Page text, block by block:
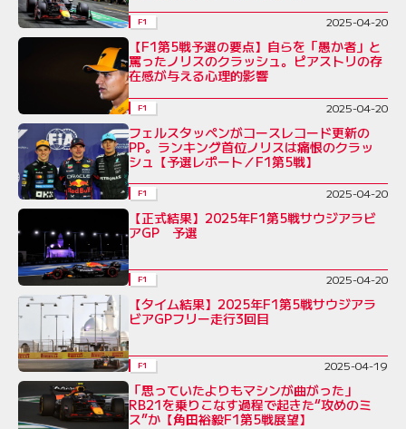
F1 2025-04-20
【F1第5戦予選の要点】自らを「愚か者」と
罵ったノリスのクラッシュ。ピアストリの存
在感が与える心理的影響
F1 2025-04-20
フェルスタッペンがコースレコード更新の
PP。ランキング首位ノリスは痛恨のクラッ
シュ【予選レポート／F1第5戦】
F1 2025-04-20
【正式結果】2025年F1第5戦サウジアラビ
アGP 予選
F1 2025-04-20
【タイム結果】2025年F1第5戦サウジアラ
ビアGPフリー走行3回目
F1 2025-04-19
「思っていたよりもマシンが曲がった」
RB21を乗りこなす過程で起きた“攻めのミ
ス”か【角田裕毅F1第5戦展望】